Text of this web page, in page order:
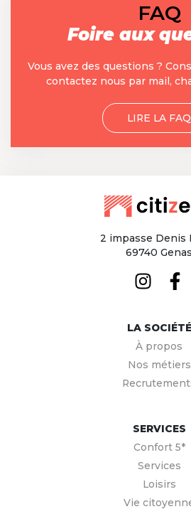
FAQ
Foire aux
Vous avez des questions ?
contactez nous par mail,
LIRE LA FAQ
2 impasse Denis
69740 Genas
LA SOCIÉTÉ
À propos
Nos métiers
SERVICES
Confort 5*
Services
Loisirs
Vie